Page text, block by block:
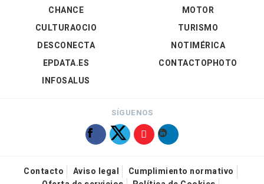
CHANCE
CULTURAOCIO
DESCONECTA
EPDATA.ES
INFOSALUS
MOTOR
TURISMO
NOTIMÉRICA
CONTACTOPHOTO
SÍGUENOS
Contacto Aviso legal
Cumplimiento normativo